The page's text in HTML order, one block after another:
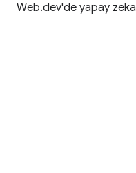
Web.dev'de yapay zeka